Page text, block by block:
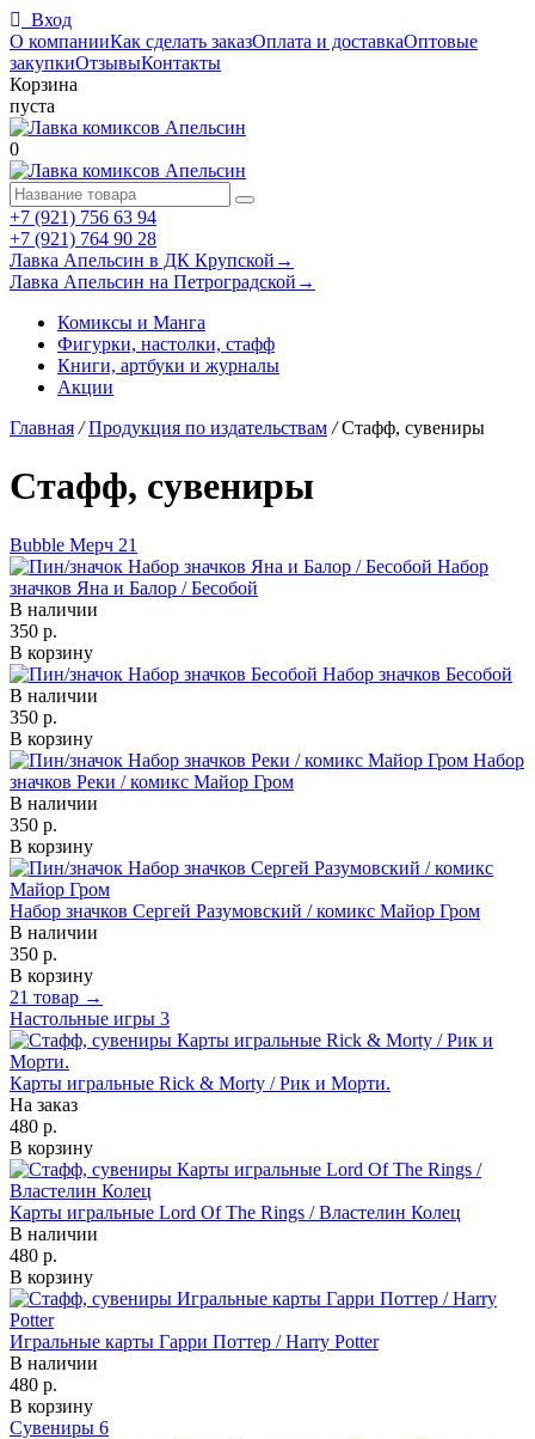
Вход
О компанииКак сделать заказОплата и доставкаОптовые
закупкиОтзывыКонтакты
Корзина
пуста
0
+7 (921) 756 63 94
+7 (921) 764 90 28
Лавка Апельсин в ДК Крупской →
Лавка Апельсин на Петроградской →
Комиксы и Манга
Фигурки, настолки, стафф
Книги, артбуки и журналы
Акции
Главная / Продукция по издательствам / Стафф, сувениры
Стафф, сувениры
Bubble Мерч 21
Набор
значков Яна и Балор / Бесобой
В наличии
350 р.
В корзину
Набор значков Бесобой
В наличии
350 р.
В корзину
Набор
значков Реки / комикс Майор Гром
В наличии
350 р.
В корзину
Набор значков Сергей Разумовский / комикс Майор Гром
В наличии
350 р.
В корзину
21 товар →
Настольные игры 3
Карты игральные Rick & Morty / Рик и Морти.
На заказ
480 р.
В корзину
Карты игральные Lord Of The Rings / Властелин Колец
В наличии
480 р.
В корзину
Игральные карты Гарри Поттер / Harry Potter
В наличии
480 р.
В корзину
Сувениры 6